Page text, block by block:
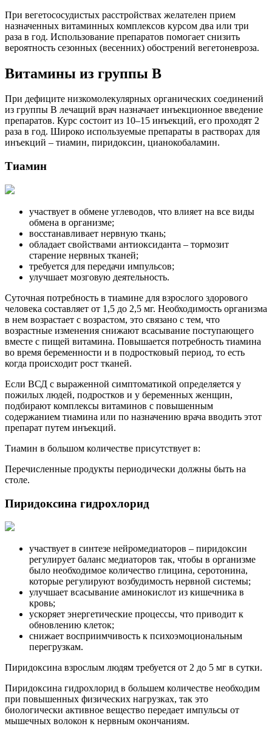
При вегетососудистых расстройствах желателен прием
назначенных витаминных комплексов курсом два или три
раза в год. Использование препаратов помогает снизить
вероятность сезонных (весенних) обострений вегетоневроза.
Витамины из группы В
При дефиците низкомолекулярных органических соединений
из группы В лечащий врач назначает инъекционное введение
препаратов. Курс состоит из 10–15 инъекций, его проходят 2
раза в год. Широко используемые препараты в растворах для
инъекций – тиамин, пиридоксин, цианокобаламин.
Тиамин
участвует в обмене углеводов, что влияет на все виды
обмена в организме;
восстанавливает нервную ткань;
обладает свойствами антиоксиданта – тормозит
старение нервных тканей;
требуется для передачи импульсов;
улучшает мозговую деятельность.
Суточная потребность в тиамине для взрослого здорового
человека составляет от 1,5 до 2,5 мг. Необходимость организма
в нем возрастает с возрастом, это связано с тем, что
возрастные изменения снижают всасывание поступающего
вместе с пищей витамина. Повышается потребность тиамина
во время беременности и в подростковый период, то есть
когда происходит рост тканей.
Если ВСД с выраженной симптоматикой определяется у
пожилых людей, подростков и у беременных женщин,
подбирают комплексы витаминов с повышенным
содержанием тиамина или по назначению врача вводить этот
препарат путем инъекций.
Тиамин в большом количестве присутствует в:
Перечисленные продукты периодически должны быть на
столе.
Пиридоксина гидрохлорид
участвует в синтезе нейромедиаторов – пиридоксин
регулирует баланс медиаторов так, чтобы в организме
было необходимое количество глицина, серотонина,
которые регулируют возбудимость нервной системы;
улучшает всасывание аминокислот из кишечника в
кровь;
ускоряет энергетические процессы, что приводит к
обновлению клеток;
снижает восприимчивость к психоэмоциональным
перегрузкам.
Пиридоксина взрослым людям требуется от 2 до 5 мг в сутки.
Пиридоксина гидрохлорид в большем количестве необходим
при повышенных физических нагрузках, так это
биологически активное вещество передает импульсы от
мышечных волокон к нервным окончаниям.